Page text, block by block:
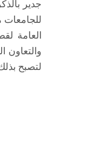
جدير
للجامعات
العامة
والتعاون
لتصبح